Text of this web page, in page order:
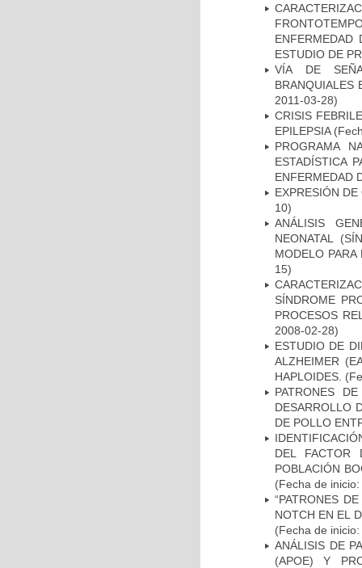
ENFERMEDAD
ESTUDIO DE
VÍA DE
BRANQUIALES
2011-03-28)
CRISIS
EPILEPSIA
PROGRAMA
ESTADÍSTICA
ENFERMEDAD
EXPRESIÓN
10)
ANÁLISIS
NEONATAL
MODELO
15)
SÍNDROME
PROCESOS
2008-02-28)
ESTUDIO DE
ALZHEIMER
HAPLOIDES.
PATRONES
DESARROLLO
DE POLLO
DEL FACTOR
POBLACIÓN
(Fecha de
“PATRONES
NOTCH EN EL
(Fecha de
ANÁLISIS DE
(APOE) Y